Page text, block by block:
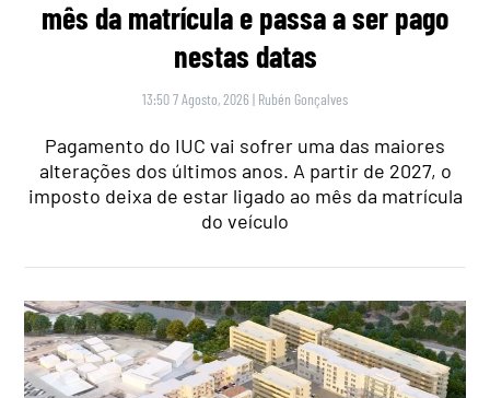
mês da matrícula e passa a ser pago
nestas datas
13:50 7 Agosto, 2026 | Rubén Gonçalves
Pagamento do IUC vai sofrer uma das maiores
alterações dos últimos anos. A partir de 2027, o
imposto deixa de estar ligado ao mês da matrícula
do veículo